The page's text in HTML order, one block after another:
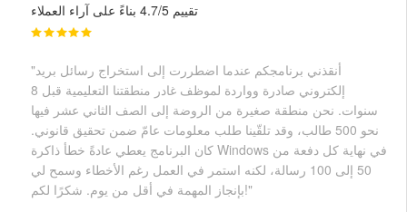
تقييم 4.7/5 بناءً على آراء العملاء
"أنقذني برنامجكم عندما اضطررت إلى استخراج رسائل بريد
إلكتروني صادرة وواردة لموظف غادر منطقتنا التعليمية قبل 8
سنوات. نحن منطقة صغيرة من الروضة إلى الصف الثاني عشر فيها
نحو 500 طالب، وقد تلقّينا طلب معلومات عامّ ضمن تحقيق قانوني.
كان البرنامج يعطي عادةً خطأ ذاكرة Windows في نهاية كل دفعة من
50 إلى 100 رسالة، لكنه استمر في العمل رغم الأخطاء وسمح لي
بإنجاز المهمة في أقل من يوم. شكرًا لكم!"